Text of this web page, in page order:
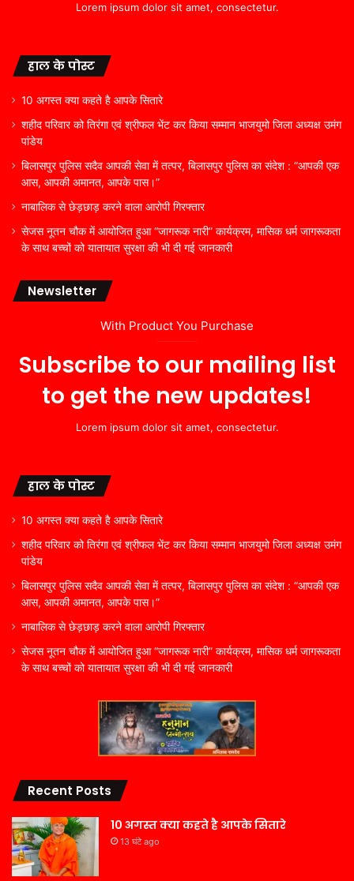
Lorem ipsum dolor sit amet, consectetur.
हाल के पोस्ट
10 अगस्त क्या कहते है आपके सितारे
शहीद परिवार को तिरंगा एवं श्रीफल भेंट कर किया सम्मान भाजयुमो जिला अध्यक्ष उमंग
पांडेय
बिलासपुर पुलिस सदैव आपकी सेवा में तत्पर, बिलासपुर पुलिस का संदेश : “आपकी एक
आस, आपकी अमानत, आपके पास।”
नाबालिक से छेड़छाड़ करने वाला आरोपी गिरफ्तार
सेजस नूतन चौक में आयोजित हुआ “जागरूक नारी” कार्यक्रम, मासिक धर्म जागरूकता
के साथ बच्चों को यातायात सुरक्षा की भी दी गई जानकारी
Newsletter
With Product You Purchase
Subscribe to our mailing list
to get the new updates!
Lorem ipsum dolor sit amet, consectetur.
हाल के पोस्ट
10 अगस्त क्या कहते है आपके सितारे
शहीद परिवार को तिरंगा एवं श्रीफल भेंट कर किया सम्मान भाजयुमो जिला अध्यक्ष उमंग
पांडेय
बिलासपुर पुलिस सदैव आपकी सेवा में तत्पर, बिलासपुर पुलिस का संदेश : “आपकी एक
आस, आपकी अमानत, आपके पास।”
नाबालिक से छेड़छाड़ करने वाला आरोपी गिरफ्तार
सेजस नूतन चौक में आयोजित हुआ “जागरूक नारी” कार्यक्रम, मासिक धर्म जागरूकता
के साथ बच्चों को यातायात सुरक्षा की भी दी गई जानकारी
Recent Posts
10 अगस्त क्या कहते है आपके सितारे
13 घंटे ago